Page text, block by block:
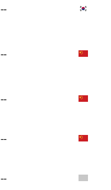
--
--
--
--
--